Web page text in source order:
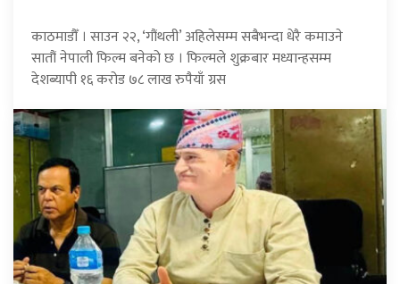
काठमाडौँ । साउन २२, ‘गौंथली’ अहिलेसम्म सबैभन्दा धेरै कमाउने
सातौं नेपाली फिल्म बनेको छ । फिल्मले शुक्रबार मध्यान्हसम्म
देशब्यापी १६ करोड ७८ लाख रुपैयाँ ग्रस